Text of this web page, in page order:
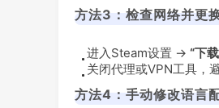
方法3：检查网络并更
进入Steam设置 → “下
关闭代理或VPN工具，
方法4：手动修改语言